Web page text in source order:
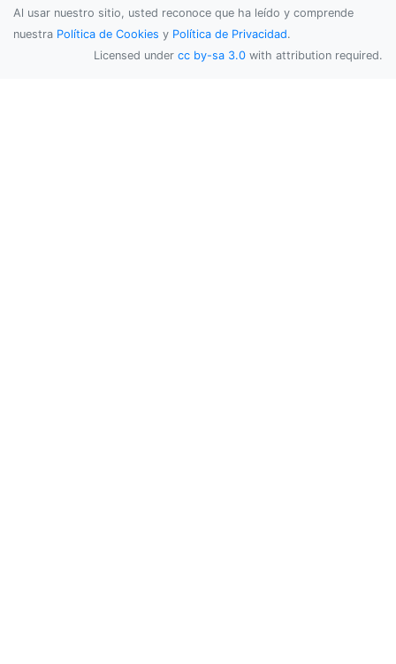
Al usar nuestro sitio, usted reconoce que ha leído y comprende
nuestra Política de Cookies y Política de Privacidad.
Licensed under cc by-sa 3.0 with attribution required.